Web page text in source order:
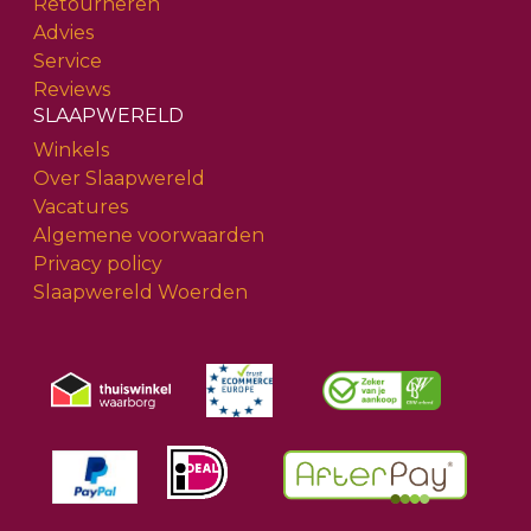
Advies
Service
Reviews
SLAAPWERELD
Winkels
Over Slaapwereld
Vacatures
Algemene voorwaarden
Privacy policy
Slaapwereld Woerden